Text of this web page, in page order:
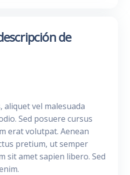
de
aliquet vel malesuada
Sed posuere cursus
erat volutpat. Aenean
pretium, ut semper
sit amet sapien libero. Sed